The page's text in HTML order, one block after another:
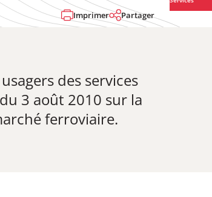
Imprimer Partager
des services
3 août 2010 sur la
ferroviaire.